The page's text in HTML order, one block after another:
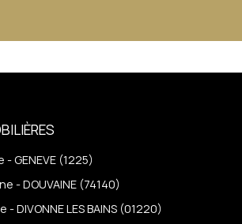
- GENEVE (1225)
- DOUVAINE (74140)
- DIVONNE LES BAINS (01220)